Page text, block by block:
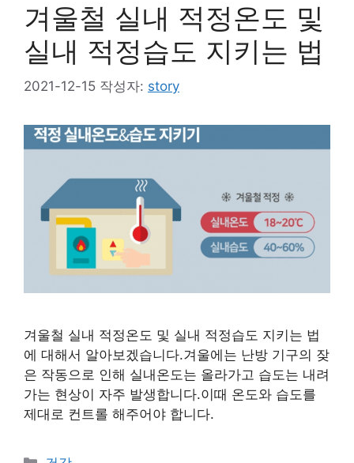
겨울철 실내 적정온도 및
실내 적정습도 지키는 법
2021-12-15 작성자: story
겨울철 실내 적정온도 및 실내 적정습도 지키는 법
에 대해서 알아보겠습니다.겨울에는 난방 기구의 잦
은 작동으로 인해 실내온도는 올라가고 습도는 내려
가는 현상이 자주 발생합니다.이때 온도와 습도를
제대로 컨트롤 해주어야 합니다.